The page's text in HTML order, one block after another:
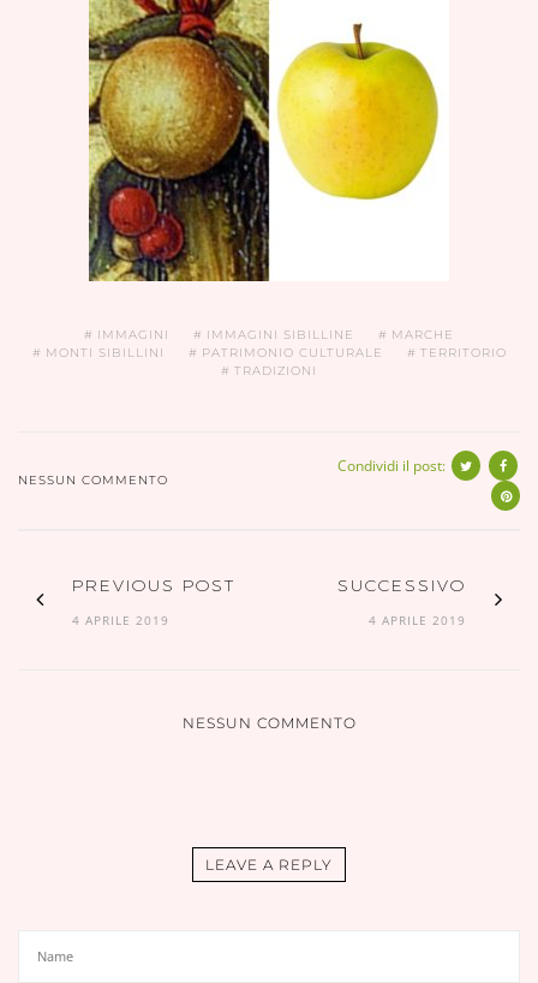
IMMAGINI IMMAGINI SIBILLINE
MARCHE
MONTI SIBILLINI
PATRIMONIO CULTURALE
TERRITORIO
TRADIZIONI
NESSUN COMMENTO
Condividi il post:
PREVIOUS POST
4 APRILE 2019
SUCCESSIVO
4 APRILE 2019
NESSUN COMMENTO
LEAVE A REPLY